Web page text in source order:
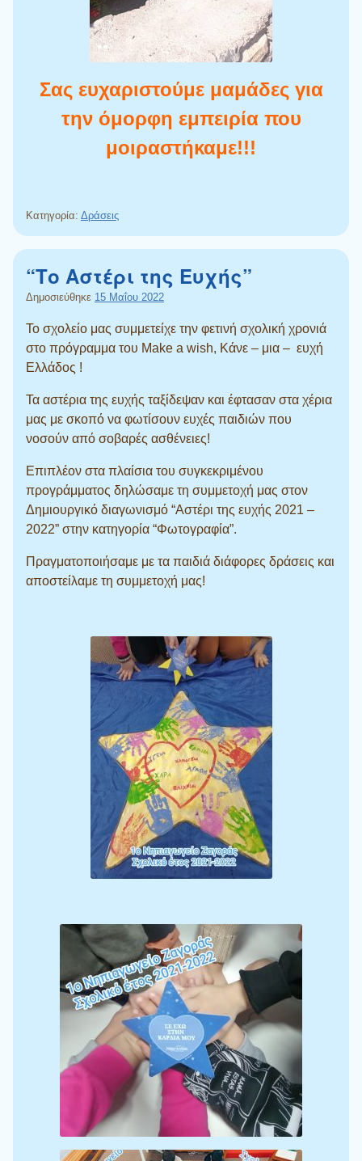
Σας ευχαριστούμε μαμάδες για
την όμορφη εμπειρία που
μοιραστήκαμε!!!
Κατηγορία: Δράσεις
“Το Αστέρι της Ευχής”
Δημοσιεύθηκε 15 Μαΐου 2022
Το σχολείο μας συμμετείχε την φετινή σχολική χρονιά
στο πρόγραμμα του Make a wish, Κάνε – μια – ευχή
Ελλάδος !
Τα αστέρια της ευχής ταξίδεψαν και έφτασαν στα χέρια
μας με σκοπό να φωτίσουν ευχές παιδιών που
νοσούν από σοβαρές ασθένειες!
Επιπλέον στα πλαίσια του συγκεκριμένου
προγράμματος δηλώσαμε τη συμμετοχή μας στον
Δημιουργικό διαγωνισμό “Αστέρι της ευχής 2021 –
2022” στην κατηγορία “Φωτογραφία”.
Πραγματοποιήσαμε με τα παιδιά διάφορες δράσεις και
αποστείλαμε τη συμμετοχή μας!